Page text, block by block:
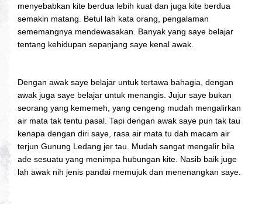
menyebabkan kite berdua lebih kuat dan juga kite berdua
semakin matang. Betul lah kata orang, pengalaman
sememangnya mendewasakan. Banyak yang saye belajar
tentang kehidupan sepanjang saye kenal awak.
Dengan awak saye belajar untuk tertawa bahagia, dengan
awak juga saye belajar untuk menangis. Jujur saye bukan
seorang yang kememeh, yang cengeng mudah mengalirkan
air mata tak tentu pasal. Tapi dengan awak saye pun tak tau
kenapa dengan diri saye, rasa air mata tu dah macam air
terjun Gunung Ledang jer tau. Mudah sangat mengalir bila
ade sesuatu yang menimpa hubungan kite. Nasib baik juge
lah awak nih jenis pandai memujuk dan menenangkan saye.